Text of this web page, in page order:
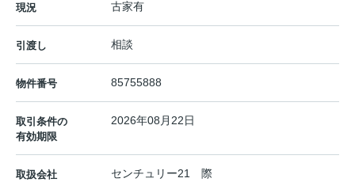
現況 古家有
引渡し 相談
物件番号 85755888
取引条件の
有効期限
2026年08月22日
取扱会社
センチュリー21 際